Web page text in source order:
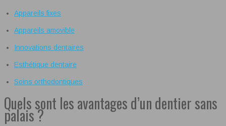
Appareils fixes
Appareils amovible
Innovations dentaires
Esthétique dentaire
Soins orthodontiques
Quels sont les avantages d’un dentier sans
palais ?